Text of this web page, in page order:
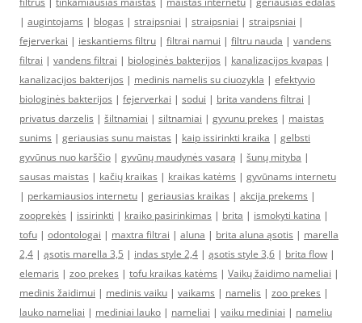
| augintojams | blogas | straipsniai | straipsniai | straipsniai |
fejerverkai | ieskantiems filtru | filtrai namui | filtru nauda | vandens
filtrai | vandens filtrai | biologinės bakterijos | kanalizacijos kvapas |
kanalizacijos bakterijos | medinis namelis su ciuozykla | efektyvio
biologinės bakterijos | fejerverkai | sodui | brita vandens filtrai |
privatus darzelis | šiltnamiai | siltnamiai | gyvunu prekes | maistas
sunims | geriausias sunu maistas | kaip issirinkti kraika | gelbsti
gyvūnus nuo karščio | gyvūnų maudynės vasarą | šunų mityba |
sausas maistas | kačių kraikas | kraikas katėms | gyvūnams internetu
| perkamiausios internetu | geriausias kraikas | akcija prekems |
zooprekės | issirinkti | kraiko pasirinkimas | brita | ismokyti katina |
tofu | odontologai | maxtra filtrai | aluna | brita aluna ąsotis | marella
2,4 | ąsotis marella 3,5 | indas style 2,4 | ąsotis style 3,6 | brita flow |
elemaris | zoo prekes | tofu kraikas katėms | Vaikų žaidimo nameliai |
medinis žaidimui | medinis vaiku | vaikams | namelis | zoo prekes |
lauko nameliai | mediniai lauko | nameliai | vaiku mediniai | nameliu